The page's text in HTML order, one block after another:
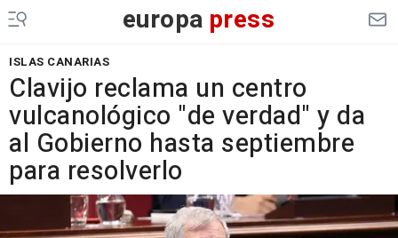
europa press
ISLAS CANARIAS
Clavijo reclama un centro
vulcanológico "de verdad" y da
al Gobierno hasta septiembre
para resolverlo